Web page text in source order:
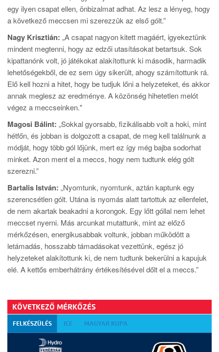
egy ilyen csapat ellen, önbizalmat adhat. Az lesz a lényeg, hogy
a következő meccsen mi szerezzük az első gólt.”
Nagy Krisztián: „A csapat nagyon kitett magáért, igyekeztünk
mindent megtenni, hogy az edzői utasításokat betartsuk. Sok
kipattanónk volt, jó játékokat alakítottunk ki második, harmadik
lehetőségekből, de ez sem úgy sikerült, ahogy számítottunk rá.
Elő kell hozni a hitet, hogy be tudjuk lőni a helyzeteket, és akkor
annak meglesz az eredménye. A közönség hihetetlen melót
végez a meccseinken."
Magosi Bálint: „Sokkal gyorsabb, fizikálisabb volt a hoki, mint
hétfőn, és jobban is dolgozott a csapat, de meg kell találnunk a
módját, hogy több gól lőjünk, mert ez így még bajba sodorhat
minket. Azon ment el a meccs, hogy nem tudtunk elég gólt
szerezni.”
Bartalis István: „Nyomtunk, nyomtunk, aztán kaptunk egy
szerencsétlen gólt. Utána is nyomás alatt tartottuk az ellenfelet,
de nem akartak beakadni a korongok. Egy lőtt góllal nem lehet
meccset nyerni. Más arcunkat mutattunk, mint az előző
mérkőzésen, energikusabbak voltunk, jobban működött a
letámadás, hosszabb támadásokat vezettünk, egész jó
helyzeteket alakítottunk ki, de nem tudtunk bekerülni a kapujuk
elé. A kettős emberhátrány értékesítésével dőlt el a meccs.”
KÖVETKEZŐ MÉRKŐZÉS
FELKÉSZÜLÉS ICE MAGYAR KUPA